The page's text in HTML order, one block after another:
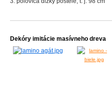
Dekóry imitácie masívneho dreva